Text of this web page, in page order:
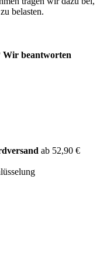
belasten.
Wir beantworten
ab 52,90 €